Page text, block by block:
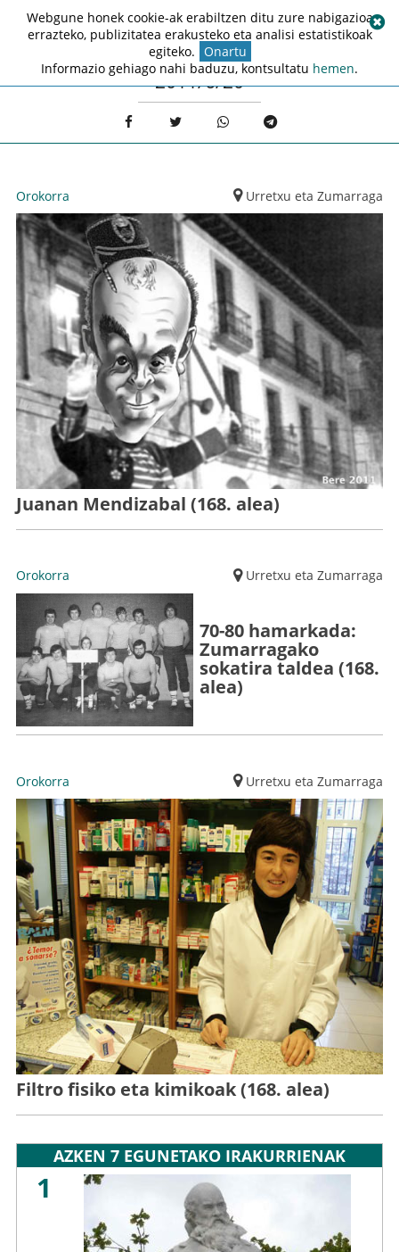
2011/6/20
Orokorra Urretxu eta Zumarraga
Juanan Mendizabal (168. alea)
Orokorra Urretxu eta Zumarraga
70-80 hamarkada:
Zumarragako
sokatira taldea (168.
alea)
Orokorra Urretxu eta Zumarraga
Filtro fisiko eta kimikoak (168. alea)
AZKEN 7 EGUNETAKO IRAKURRIENAK
1
Webgune honek cookie-ak erabiltzen ditu zure nabigazioa
errazteko, publizitatea erakusteko eta analisi estatistikoak
egiteko. Onartu
Informazio gehiago nahi baduzu, kontsultatu hemen.